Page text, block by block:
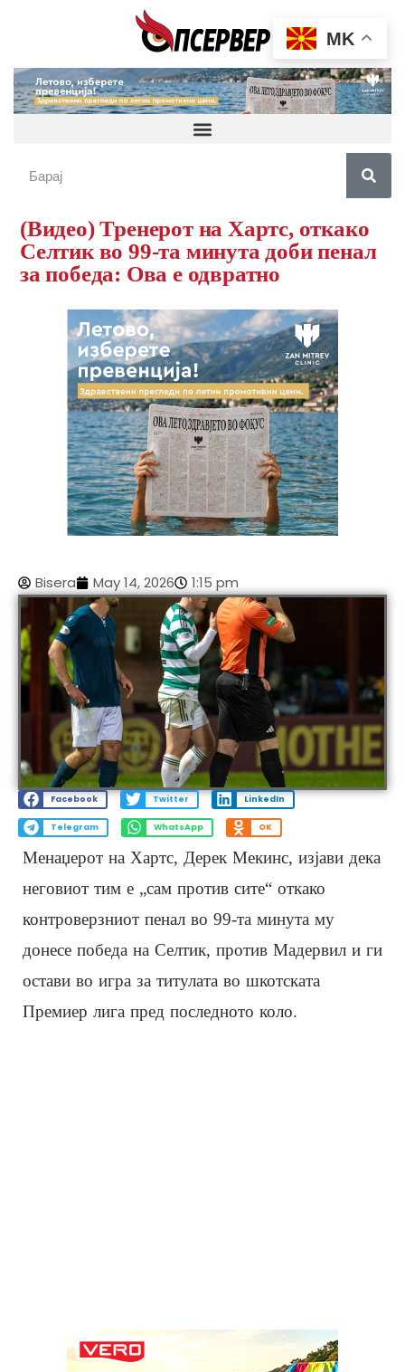
(Видео) Тренерот на Хартс, откако
Селтик во 99-та минута доби пенал
за победа: Ова е одвратно
Bisera May 14, 2026 1:15 pm
Facebook Twitter LinkedIn
Telegram WhatsApp OK
Менаџерот на Хартс, Дерек Мекинс, изјави дека
неговиот тим е „сам против сите“ откако
контроверзниот пенал во 99-та минута му
донесе победа на Селтик, против Мадервил и ги
остави во игра за титулата во шкотската
Премиер лига пред последното коло.
MK